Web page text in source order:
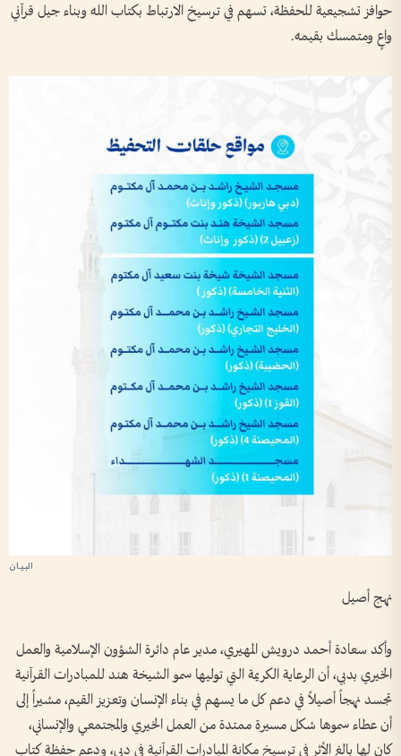
حوافز تشجيعية للحفظة، تسهم في ترسيخ الارتباط بكتاب الله وبناء جيل قرآني
واعٍ ومتمسك بقيمه.
نهج أصيل
وأكد سعادة أحمد درويش المهيري، مدير عام دائرة الشؤون الإسلامية والعمل
الخيري بدبي، أن الرعاية الكريمة التي توليها سمو الشيخة هند للمبادرات القرآنية
تجسد نهجاً أصيلاً في دعم كل ما يسهم في بناء الإنسان وتعزيز القيم، مشيراً إلى
أن عطاء سموها شكل مسيرة ممتدة من العمل الخيري والمجتمعي والإنساني،
كان لها بالغ الأثر في ترسيخ مكانة المبادرات القرآنية في دبي، ودعم حفظة كتاب